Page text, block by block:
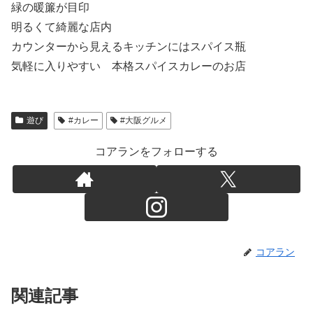
緑の暖簾が目印
明るくて綺麗な店内
カウンターから見えるキッチンにはスパイス瓶
気軽に入りやすい 本格スパイスカレーのお店
遊び #カレー #大阪グルメ
コアランをフォローする
コアラン
関連記事